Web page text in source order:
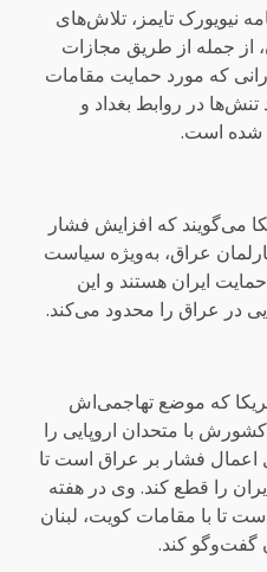
نیویورک تایمز، تلاش‌های
از جمله از طریق مجازات
که مورد حمایت مقامات
تنش‌ها در روابط بغداد و
شده است.
می‌گویند که افزایش فشار
عراق، به‌ویژه سیاست
ایران هستند و این
در عراق را محدود می‌کند.
که موضع تهاجمی‌اش
کشورش با متحدان اروپایی را
فشار بر عراق است تا
را قطع کند. وی در هفته
تا با مقامات کویت، لبنان
گفت‌وگو کند.